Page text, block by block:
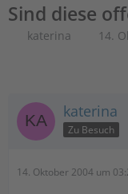
Sind diese
katerina 14.
katerina
Zu Besuch
14. Oktober 2004 um